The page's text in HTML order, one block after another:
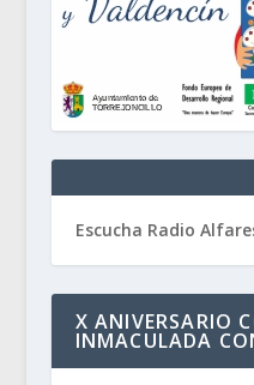
Escucha Radio
X ANIVERSARIO
INMACULADA